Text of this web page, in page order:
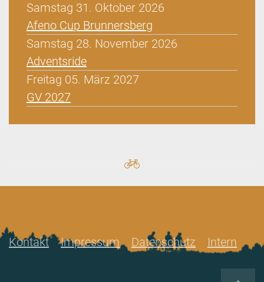
Samstag 31. Oktober 2026
Afeno Cup Brunnersberg
Samstag 28. November 2026
Adventsride
Freitag 05. März 2027
GV 2027
Kontakt Impressum Datenschutz Intern